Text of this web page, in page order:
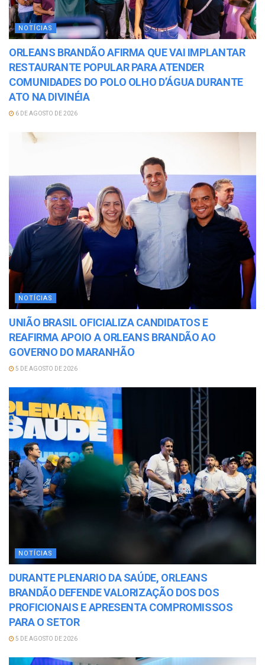
NOTÍCIAS
ORLEANS BRANDÃO AFIRMA QUE VAI IMPLANTAR
RESTAURANTE POPULAR PARA ATENDER
COMUNIDADES DO POLO OLHO D’ÁGUA DURANTE
ATO NA DIVINÉIA
6 DE AGOSTO DE 2026
NOTÍCIAS
UNIÃO BRASIL OFICIALIZA CANDIDATOS E
REAFIRMA APOIO A ORLEANS BRANDÃO AO
GOVERNO DO MARANHÃO
5 DE AGOSTO DE 2026
NOTÍCIAS
DURANTE PLENARIO DA SAÚDE, ORLEANS
BRANDÃO DEFENDE VALORIZAÇÃO DOS DOS
PROFICIONAIS E APRESENTA COMPROMISSOS
PARA O SETOR
5 DE AGOSTO DE 2026